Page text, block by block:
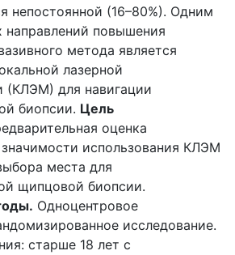
непостоянной (16–80%). Одним
направлений повышения
метода является
лазерной
(КЛЭМ) для навигации
биопсии. Цель
оценка
использования КЛЭМ
места для
щипцовой биопсии.
Одноцентровое
исследование.
старше 18 лет с